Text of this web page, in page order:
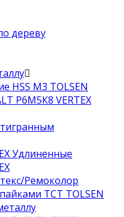
дереву
HSS M3 TOLSEN
Р6М5К8 VERTEX
Удлиненные
Ремоколор
TCT TOLSEN